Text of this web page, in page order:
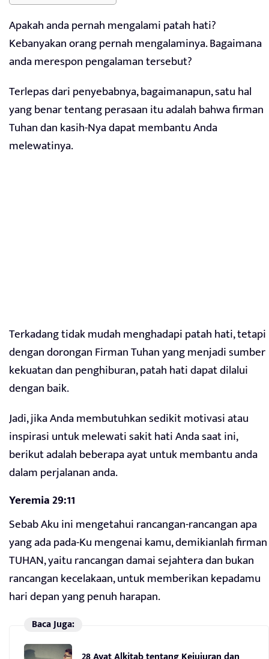
Apakah anda pernah mengalami patah hati?
Kebanyakan orang pernah mengalaminya. Bagaimana
anda merespon pengalaman tersebut?
Terlepas dari penyebabnya, bagaimanapun, satu hal
yang benar tentang perasaan itu adalah bahwa firman
Tuhan dan kasih-Nya dapat membantu Anda
melewatinya.
Terkadang tidak mudah menghadapi patah hati, tetapi
dengan dorongan Firman Tuhan yang menjadi sumber
kekuatan dan penghiburan, patah hati dapat dilalui
dengan baik.
Jadi, jika Anda membutuhkan sedikit motivasi atau
inspirasi untuk melewati sakit hati Anda saat ini,
berikut adalah beberapa ayat untuk membantu anda
dalam perjalanan anda.
Yeremia 29:11
Sebab Aku ini mengetahui rancangan-rancangan apa
yang ada pada-Ku mengenai kamu, demikianlah firman
TUHAN, yaitu rancangan damai sejahtera dan bukan
rancangan kecelakaan, untuk memberikan kepadamu
hari depan yang penuh harapan.
Baca Juga: